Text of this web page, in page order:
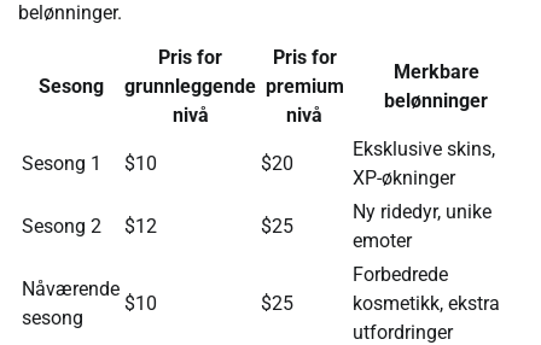
belønninger.
Sesong
Pris for
grunnleggende
nivå
Pris for
premium
nivå
Merkbare
belønninger
Sesong 1 $10 $20
Eksklusive skins,
XP-økninger
Sesong 2 $12 $25
Ny ridedyr, unike
emoter
Nåværende
sesong
$10 $25
Forbedrede
kosmetikk, ekstra
utfordringer